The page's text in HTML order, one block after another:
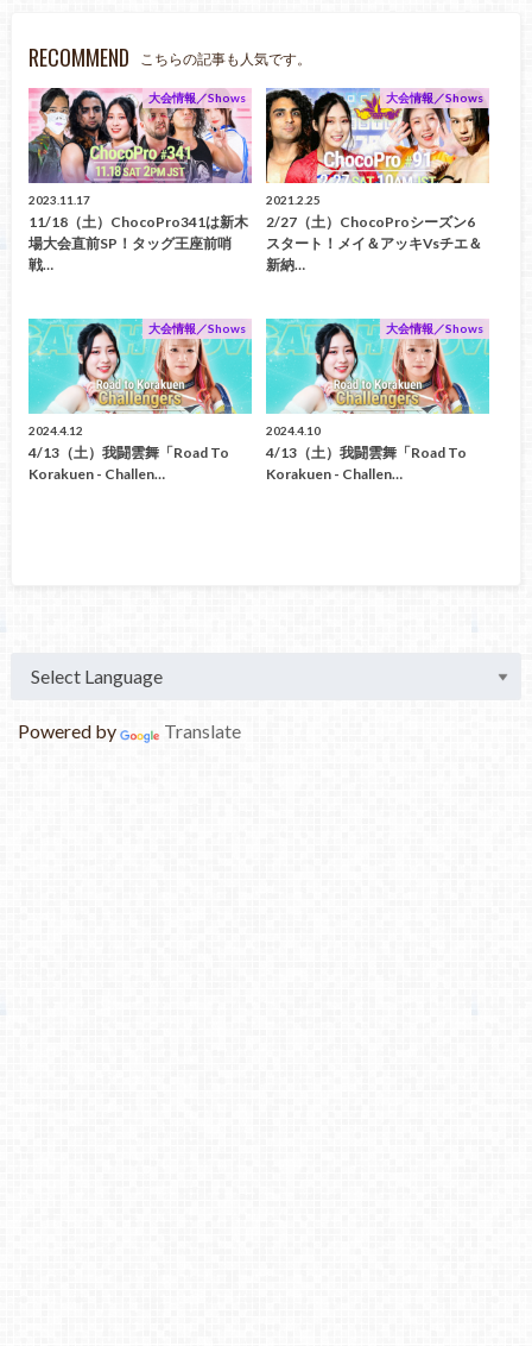
RECOMMEND こちらの記事も人気です。
大会情報／Shows
2023.11.17
11/18（土）ChocoPro341は新木
場大会直前SP！タッグ王座前哨
戦…
大会情報／Shows
2021.2.25
2/27（土）ChocoProシーズン6
スタート！メイ＆アッキvsチエ＆
新納…
大会情報／Shows
2024.4.12
4/13（土）我闘雲舞「Road To
Korakuen - Challen…
大会情報／Shows
2024.4.10
4/13（土）我闘雲舞「Road To
Korakuen - Challen…
Powered by Translate